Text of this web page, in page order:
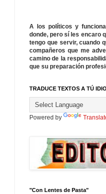
A los políticos y
donde, pero sí les encaro
tengo que servir, cuando
compañeros que me
camino de la
que su preparación
TRADUCE TEXTOS A TÚ
Powered by
"Con Lentes de Pasta"